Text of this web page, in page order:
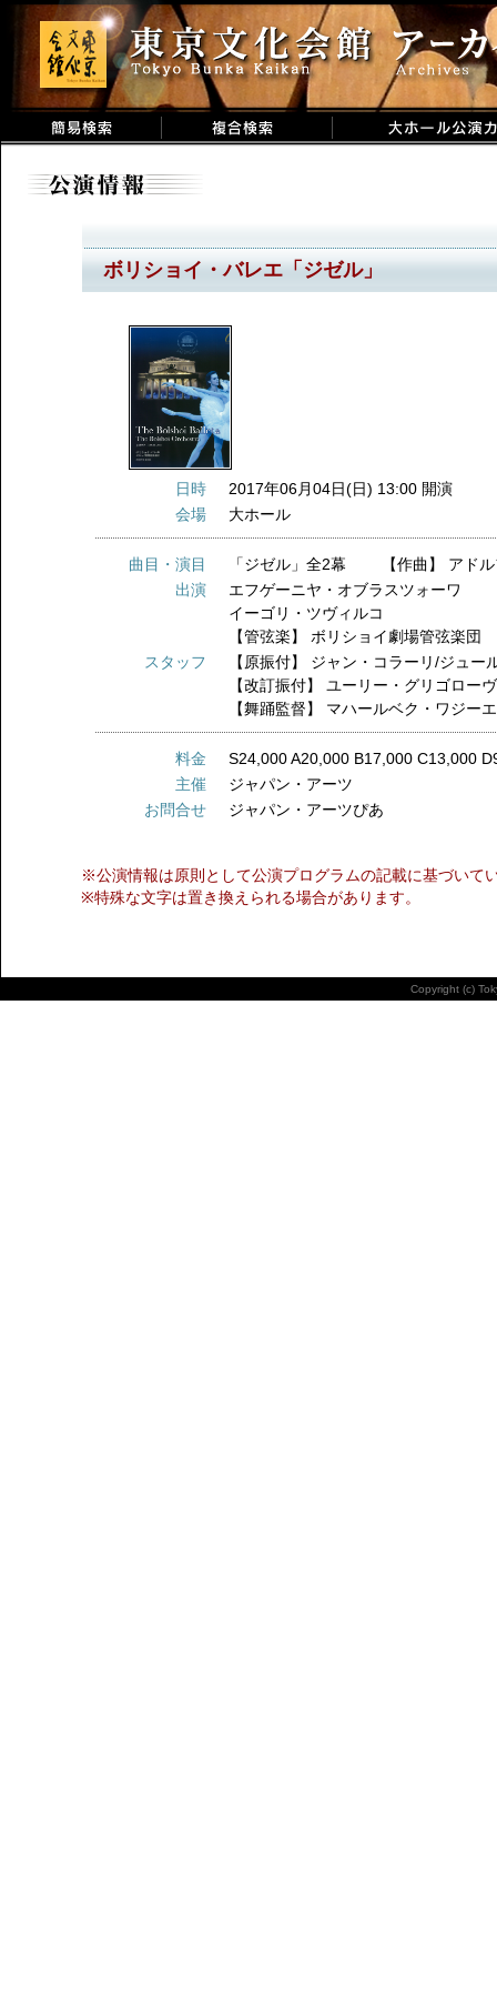
ボリショイ・バレエ「ジゼル」
日時
2017年06月04日(日) 13:00 開演
会場
大ホール
曲目・演目
「ジゼル」全2幕 【作曲】 アドル
出演
エフゲーニヤ・オブラスツォーワ
イーゴリ・ツヴィルコ
【管弦楽】 ボリショイ劇場管弦楽団
スタッフ
【原振付】 ジャン・コラーリ/ジュー
【改訂振付】ユーリー・グリゴロー
【舞踊監督】 マハールベク・ワジー
料金
S24,000 A20,000 B17,000 C13,000
主催
ジャパン・アーツ
お問合せ
ジャパン・アーツぴあ
※公演情報は原則として公演プログラムの記載に基づいて
※特殊な文字は置き換えられる場合があります。
Copyright (c)